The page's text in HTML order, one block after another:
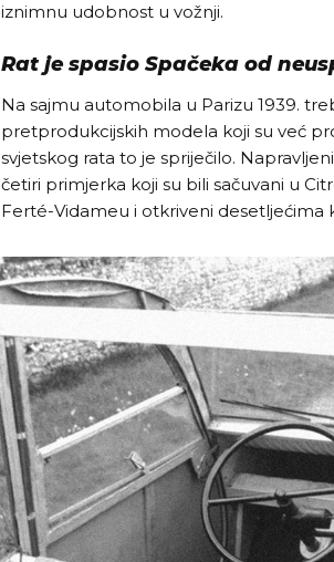
iznimnu udobnost u vožnji.
Rat je spasio Spačeka od
Na sajmu automobila u Parizu 1939.
pretprodukcijskih modela koji su već
svjetskog rata to je spriječilo.
četiri primjerka koji su bili sačuvani u
Ferté-Vidameu i otkriveni desetljećima